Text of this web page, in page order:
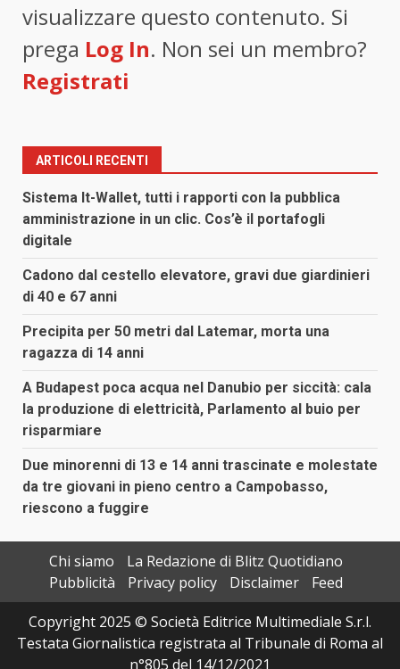
visualizzare questo contenuto. Si
prega Log In. Non sei un membro?
Registrati
ARTICOLI RECENTI
Sistema It-Wallet, tutti i rapporti con la pubblica
amministrazione in un clic. Cos’è il portafogli
digitale
Cadono dal cestello elevatore, gravi due giardinieri
di 40 e 67 anni
Precipita per 50 metri dal Latemar, morta una
ragazza di 14 anni
A Budapest poca acqua nel Danubio per siccità: cala
la produzione di elettricità, Parlamento al buio per
risparmiare
Due minorenni di 13 e 14 anni trascinate e molestate
da tre giovani in pieno centro a Campobasso,
riescono a fuggire
Chi siamo
La Redazione di Blitz Quotidiano
Pubblicità
Privacy policy Disclaimer
Feed
Copyright 2025 © Società Editrice Multimediale S.r.l.
Testata Giornalistica registrata al Tribunale di Roma al
n°805 del 14/12/2021